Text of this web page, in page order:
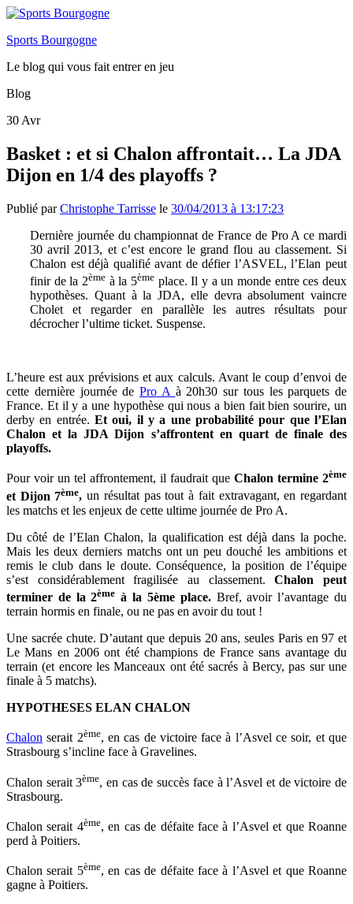
Sports Bourgogne
Le blog qui vous fait entrer en jeu
Blog
30 Avr
Basket : et si Chalon affrontait… La JDA
Dijon en 1/4 des playoffs ?
Publié parChristophe Tarrisse le 30/04/2013 à 13:17:23
Dernière journée du championnat de France de Pro A ce mardi
30 avril 2013, et c’est encore le grand flou au classement. Si
Chalon est déjà qualifié avant de défier l’ASVEL, l’Elan peut
finir de la 2ème à la 5ème place. Il y a un monde entre ces deux
hypothèses. Quant à la JDA, elle devra absolument vaincre
Cholet et regarder en parallèle les autres résultats pour
décrocher l’ultime ticket. Suspense.
L’heure est aux prévisions et aux calculs. Avant le coup d’envoi de
cette dernière journée de Pro A à 20h30 sur tous les parquets de
France. Et il y a une hypothèse qui nous a bien fait bien sourire, un
derby en entrée. Et oui, il y a une probabilité pour que l’Elan
Chalon et la JDA Dijon s’affrontent en quart de finale des
playoffs.
Pour voir un tel affrontement, il faudrait que Chalon termine 2ème
et Dijon 7ème, un résultat pas tout à fait extravagant, en regardant
les matchs et les enjeux de cette ultime journée de Pro A.
Du côté de l’Elan Chalon, la qualification est déjà dans la poche.
Mais les deux derniers matchs ont un peu douché les ambitions et
remis le club dans le doute. Conséquence, la position de l’équipe
s’est considérablement fragilisée au classement.Chalon peut
terminer de la 2ème à la 5ème place.Bref, avoir l’avantage du
terrain hormis en finale, ou ne pas en avoir du tout !
Une sacrée chute. D’autant que depuis 20 ans, seules Paris en 97 et
Le Mans en 2006 ont été champions de France sans avantage du
terrain (et encore les Manceaux ont été sacrés à Bercy, pas sur une
finale à 5 matchs).
HYPOTHESES ELAN CHALON
Chalon serait 2ème, en cas de victoire face à l’Asvel ce soir, et que
Strasbourg s’incline face à Gravelines.
Chalon serait 3ème, en cas de succès face à l’Asvel et de victoire de
Strasbourg.
Chalon serait 4ème, en cas de défaite face à l’Asvel et que Roanne
perd à Poitiers.
Chalon serait 5ème, en cas de défaite face à l’Asvel et que Roanne
gagne à Poitiers.